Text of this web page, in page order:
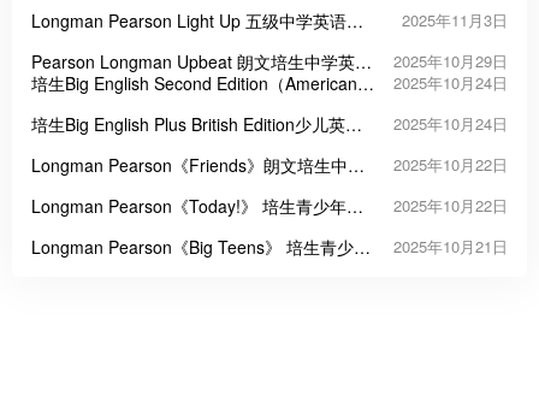
Longman Pearson Light Up 五级中学英语教
2025年11月3日
Pearson Longman Upbeat 朗文培生中学英语
课程教材
2025年10月29日
培生Big English Second Edition（American
2025年10月24日
培生Big English Plus British Edition少儿英语
2025年10月24日
Longman Pearson《Friends》朗文培生中小
2025年10月22日
Longman Pearson《Today!》 培生青少年英
2025年10月22日
Longman Pearson《Big Teens》 培生青少年
2025年10月21日